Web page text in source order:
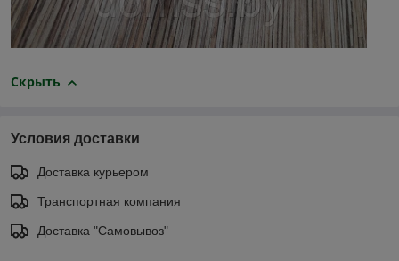
Скрыть
Условия доставки
Доставка курьером
Транспортная компания
Доставка "Самовывоз"